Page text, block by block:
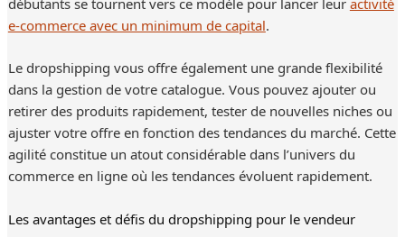
e-commerce avec un minimum de capital.
Le dropshipping vous offre également une grande flexibilité
dans la gestion de votre catalogue. Vous pouvez ajouter ou
retirer des produits rapidement, tester de nouvelles niches ou
ajuster votre offre en fonction des tendances du marché. Cette
agilité constitue un atout considérable dans l’univers du
commerce en ligne où les tendances évoluent rapidement.
Les avantages et défis du dropshipping pour le vendeur